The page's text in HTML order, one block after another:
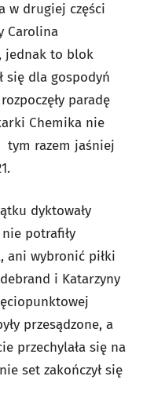
w drugiej części
Carolina
jednak to blok
się dla gospodyń
paradę
Chemika nie
tym razem jaśniej
dyktowały
potrafiły
ani wybronić piłki
i Katarzyny
przesądzone, a
przechylała się na
set zakończył się